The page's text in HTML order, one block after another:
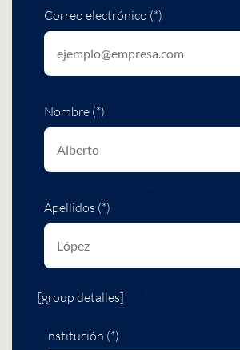
Correo electrónico (*)
Nombre (*)
Apellidos (*)
[group detalles]
Institución (*)